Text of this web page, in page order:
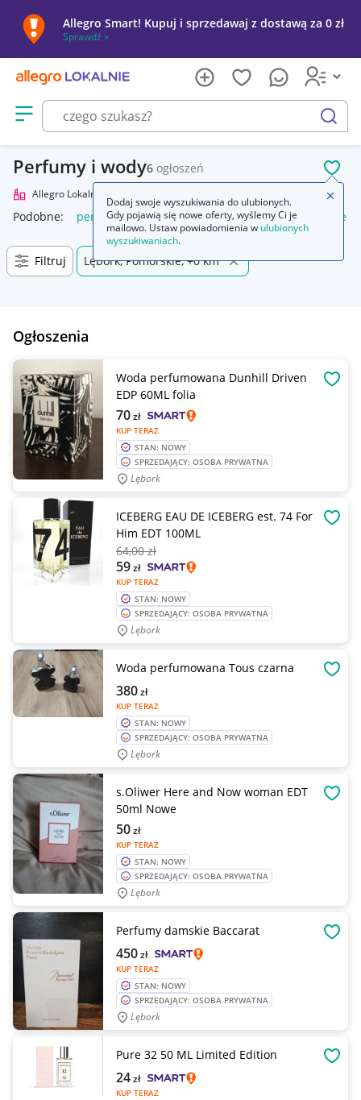
Allegro Smart! Kupuj i sprzedawaj z dostawą za 0 zł
Sprawdź »
Otwórz menu z kategoriami
szukaj
Perfumy i wody6 ogłoszeń
Allegro Lokalnie
Podobne: perfumy i wody perfumowane perfumy damskie
Filtruj Lębork, Pomorskie, +0 km
Ogłoszenia
Woda perfumowana Dunhill Driven
EDP 60ML folia
KUP TERAZ
70zł
STAN: NOWY
SPRZEDAJĄCY: OSOBA PRYWATNA
Lębork
ICEBERG EAU DE ICEBERG est. 74 For
Him EDT 100ML
64,00 zł
KUP TERAZ
59zł
STAN: NOWY
SPRZEDAJĄCY: OSOBA PRYWATNA
Lębork
Woda perfumowana Tous czarna
KUP TERAZ
380zł
STAN: NOWY
SPRZEDAJĄCY: OSOBA PRYWATNA
Lębork
s.Oliwer Here and Now woman EDT
50ml Nowe
KUP TERAZ
50zł
STAN: NOWY
SPRZEDAJĄCY: OSOBA PRYWATNA
Lębork
Perfumy damskie Baccarat
KUP TERAZ
450zł
STAN: NOWY
SPRZEDAJĄCY: OSOBA PRYWATNA
Lębork
Pure 32 50 ML Limited Edition
KUP TERAZ
24zł
Dodaj swoje wyszukiwania do ulubionych.
Gdy pojawią się nowe oferty, wyślemy Ci je
mailowo. Ustaw powiadomienia w ulubionych
wyszukiwaniach.